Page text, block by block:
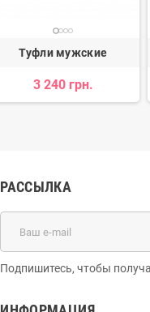
Туфли мужские
3 240 грн.
РАССЫЛКА
Подпишитесь, чтобы